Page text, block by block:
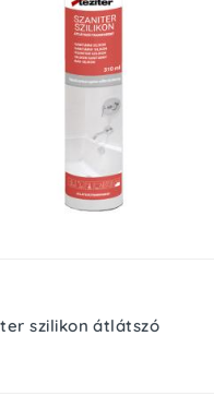
szilikon átlátszó